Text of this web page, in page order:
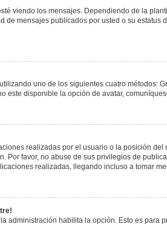
viendo los mensajes. Dependiendo de la
mensajes publicados por usted o su
uno de los siguientes cuatro métodos:
disponible la opción de avatar,
realizadas por el usuario o la posición
favor, no abuse de sus privilegios de
realizadas, llegando incluso a tomar
administración habilita la opción. Esto es